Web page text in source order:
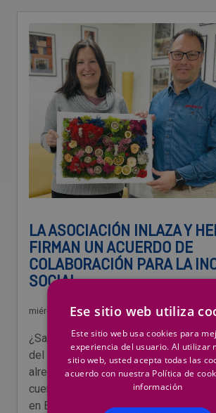
LA ASOCIACIÓN INLAZA Y
FIRMAN UN ACUERDO DE
COLABORACIÓN PARA LA
SOCIAL
miércoles, 24 de abril de 2024/Corporativo
¿Sabes que 1 de cada 100 personas
del Espectro Autista (TEA)? En
alrededor de 450.000 personas y, si
cuenta a los familiares, más de
en España están vinculadas con el
Ese sitio web utiliza
Este sitio web usa cookies para
experiencia del usuario. Al utilizar
sitio web, usted acepta todas las
acuerdo con nuestra Política de
información